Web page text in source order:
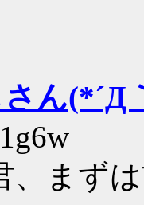
ん(*´Д
、まず